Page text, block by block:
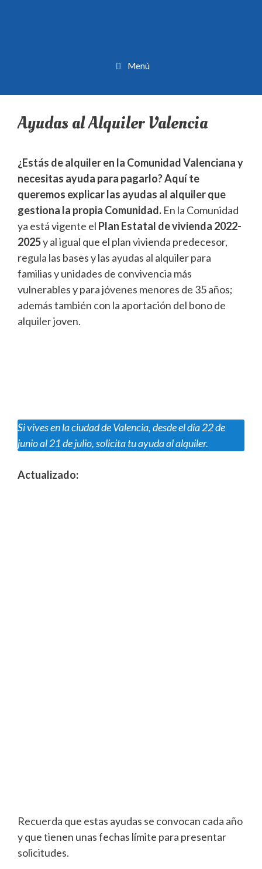
Menú
Ayudas al Alquiler Valencia
¿Estás de alquiler en la Comunidad Valenciana y
necesitas ayuda para pagarlo? Aquí te
queremos explicar las ayudas al alquiler que
gestiona la propia Comunidad. En la Comunidad
ya está vigente el Plan Estatal de vivienda 2022-
2025y al igual que el plan vivienda predecesor,
regula las bases y las ayudas al alquiler para
familias y unidades de convivencia más
vulnerables y para jóvenes menores de 35 años;
además también con la aportación del bono de
alquiler joven.
Si vives en la ciudad de Valencia, desde el día 22 de
junio al 21 de julio, solicita tu ayuda al alquiler.
Actualizado:
Recuerda que estas ayudas se convocan cada año
y que tienen unas fechas límite para presentar
solicitudes.